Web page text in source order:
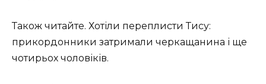
Також читайте. Хотіли переплисти Тису:
прикордонники затримали черкащанина і ще
чотирьох чоловіків.